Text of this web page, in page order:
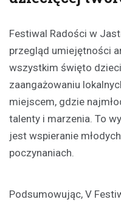
Festiwal Radości w
przegląd umiejętności
wszystkim święto
zaangażowaniu
miejscem, gdzie
talenty i marzenia. To
jest wspieranie
poczynaniach.
Podsumowując, V